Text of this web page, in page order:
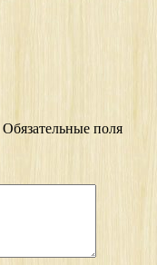
Обязательные поля